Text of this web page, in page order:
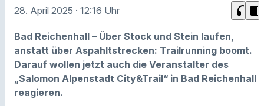
28. April 2025 · 12:16 Uhr headphones chrome_reader_mode
Bad Reichenhall – Über Stock und Stein laufen,
anstatt über Aspahltstrecken: Trailrunning boomt.
Darauf wollen jetzt auch die Veranstalter des
„Salomon Alpenstadt City&Trail“ in Bad Reichenhall
reagieren.